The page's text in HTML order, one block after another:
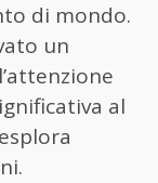
di mondo.
un
al